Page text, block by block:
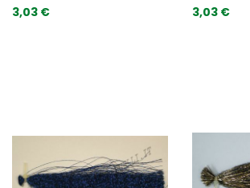
3,03 €
3,03 €